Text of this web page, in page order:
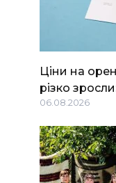
Ціни на
різко
06.08.2026